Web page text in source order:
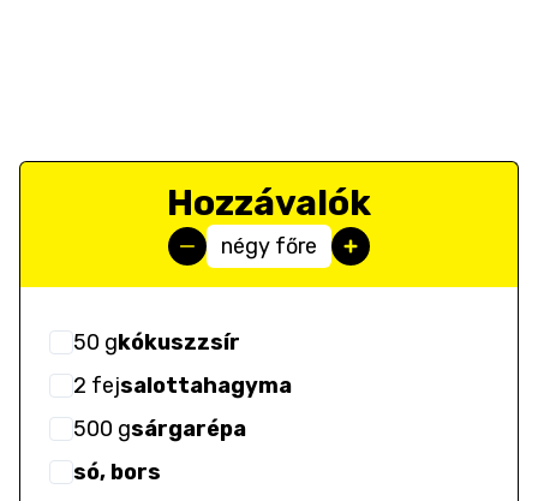
Hozzávalók
négy főre
50 gkókuszzsír
2 fejsalottahagyma
500 gsárgarépa
só, bors